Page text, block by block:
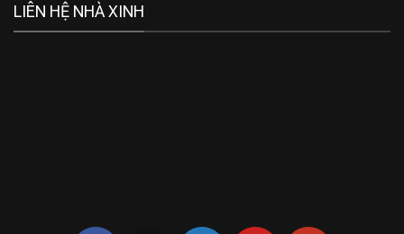
LIÊN HỆ NHÀ XINH